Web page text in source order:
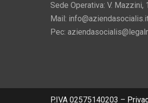
Sede Operativa: V. Mazzini,
Mail:
Pec:
P.IVA 02575140203 –